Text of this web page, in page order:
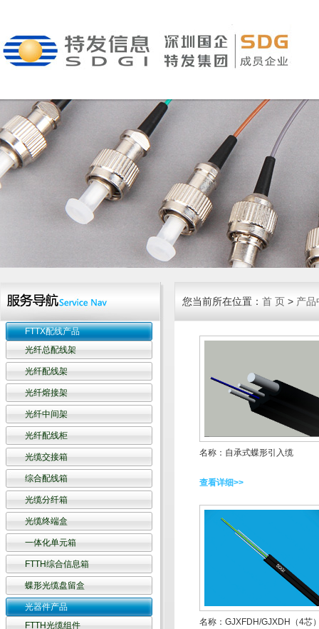
FTTX配线产品
光纤总配线架
光纤配线架
光纤熔接架
光纤中间架
光纤配线柜
光缆交接箱
综合配线箱
光缆分纤箱
光缆终端盒
一体化单元箱
FTTH综合信息箱
蝶形光缆盘留盒
光器件产品
FTTH光缆组件
您当前所在位置： 首 页 > 产品
名称：自承式蝶形引入缆
查看详细>>
名称：GJXFDH/GJXDH（4芯